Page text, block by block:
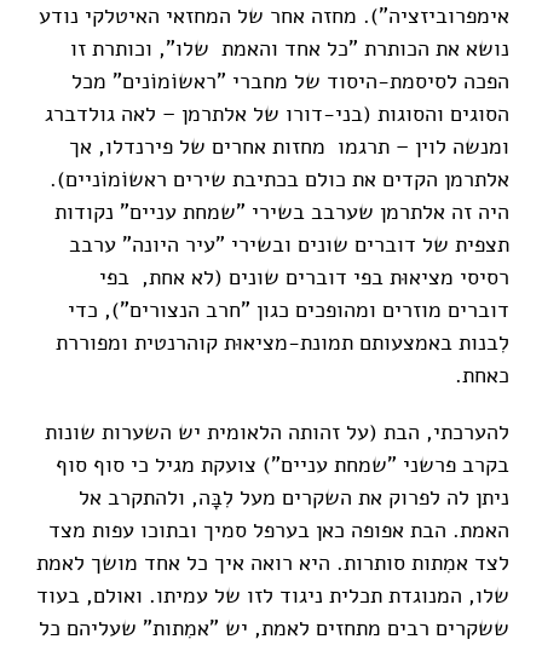
אימפרוביזציה"). מחזה אחר של המחזאי האיטלקי נודע
נושא את הכותרת "כל אחד והאמת שלו", וכותרת זו
הפכה לסיסמת-היסוד של מחברי "ראשוֹמוֹנים" מכל
הסוגים והסוגות (בני-דורו של אלתרמן – לאה גולדברג
ומנשה לוין – תרגמו מחזות אחרים של פירנדלו, אך
אלתרמן הקדים את כולם בכתיבת שירים ראשוֹמוֹניים).
היה זה אלתרמן שערבב בשירי "שמחת עניים" נקודות
תצפית של דוברים שונים ובשירי "עיר היונה" ערבב
רסיסי מציאוּת בפי דוברים שונים (לא אחת, בפי
דוברים מוזרים ומהופכים כגון "חרב הנצורים"), כדי
לִבנות באמצעותם תמונת-מציאוּת קוהרנטית ומפוררת
כאחת.
להערכתי, הבת (על זהותה הלאומית יש השערות שונות
בקרב פרשני "שמחת עניים") צועקת מגיל כי סוף סוף
ניתן לה לפרוק את השקרים מעל לִבָּה, ולהתקרב אל
האמת. הבת אפופה כאן בערפל סמיך ובתוכו עפות מצד
לצד אמִתות סותרות. היא רואה איך כל אחד מושך לאמת
שלו, המנוגדת תכלית ניגוד לזו של עמיתו. ואולם, בעוד
ששקרים רבים מתחזים לאמת, יש "אמִתות" שעליהם כל